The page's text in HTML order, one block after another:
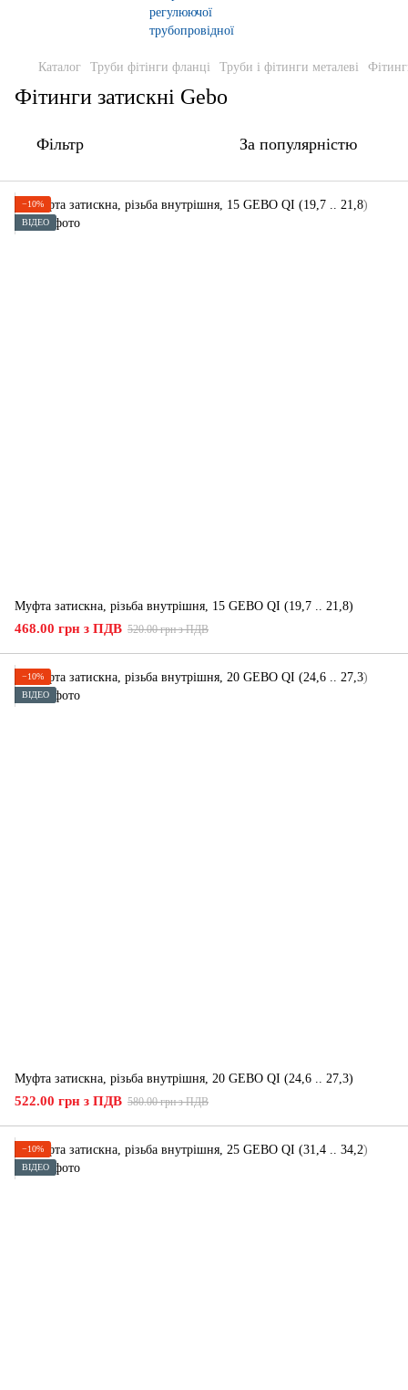
Каталог Труби фітінги фланці Труби і фітинги металеві
Фітинги затискні Gebo
Фільтр За популярністю
−10%
ВІДЕО
Муфта затискна, різьба внутрішня, 15 GEBO QI (19,7 .. 21,8)
468.00 грн з ПДВ 520.00 грн з ПДВ
−10%
ВІДЕО
Муфта затискна, різьба внутрішня, 20 GEBO QI (24,6 .. 27,3)
522.00 грн з ПДВ 580.00 грн з ПДВ
−10%
ВІДЕО